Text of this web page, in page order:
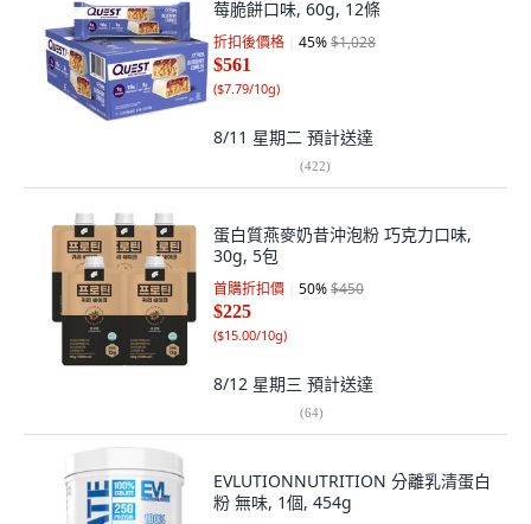
莓脆餅口味, 60g, 12條
折扣後價格 45%$1,028
$561
($7.79/10g)
8/11 星期二 預計送達
(422)
蛋白質燕麥奶昔沖泡粉 巧克力口味,
30g, 5包
首購折扣價 50%$450
$225
($15.00/10g)
8/12 星期三 預計送達
(64)
EVLUTIONNUTRITION 分離乳清蛋白
粉 無味, 1個, 454g